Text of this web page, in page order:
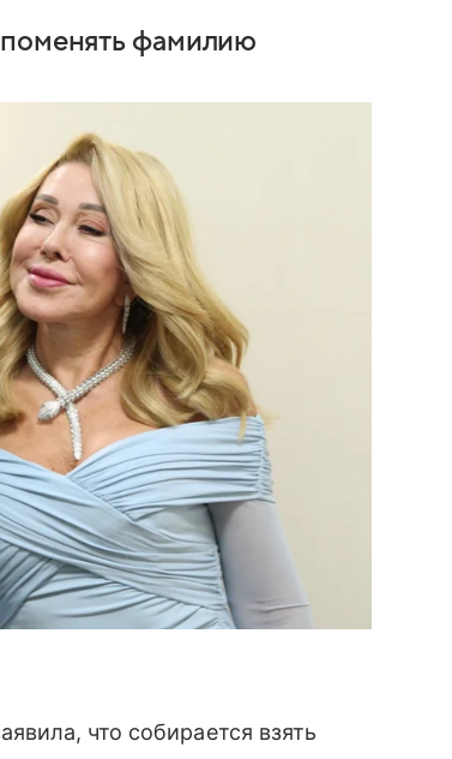
поменять фамилию
что собирается взять